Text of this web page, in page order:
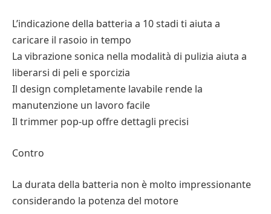
L’indicazione della batteria a 10 stadi ti aiuta a
caricare il rasoio in tempo
La vibrazione sonica nella modalità di pulizia aiuta a
liberarsi di peli e sporcizia
Il design completamente lavabile rende la
manutenzione un lavoro facile
Il trimmer pop-up offre dettagli precisi
Contro
La durata della batteria non è molto impressionante
considerando la potenza del motore